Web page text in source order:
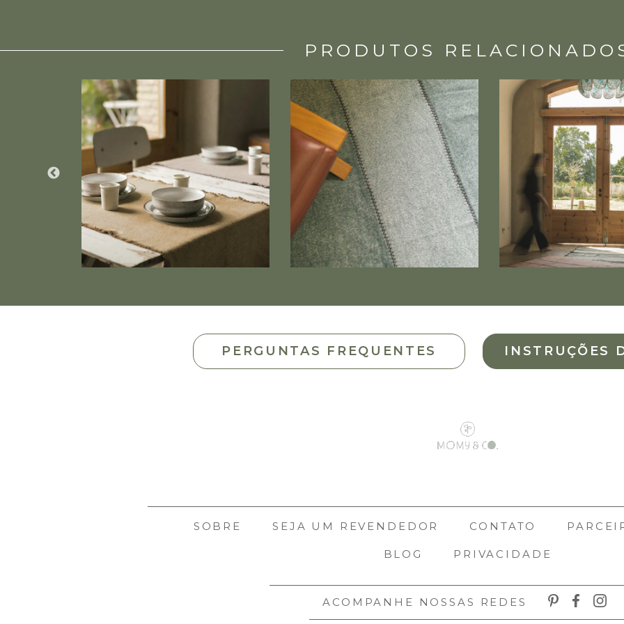
PRODUTOS
PERGUNTAS FREQUENTES INSTRUÇÕES
SOBRE SEJA UM REVENDEDOR CONTATO
BLOG PRIVACIDADE
ACOMPANHE NOSSAS REDES